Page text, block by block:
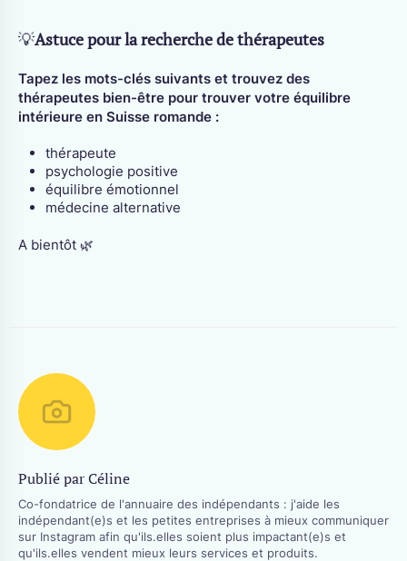
💡Astuce pour la recherche de thérapeutes
Tapez les mots-clés suivants et trouvez des
thérapeutes bien-être pour trouver votre équilibre
intérieure en Suisse romande :
thérapeute
psychologie positive
équilibre émotionnel
médecine alternative
A bientôt 🌿
Publié par Céline
Co-fondatrice de l'annuaire des indépendants : j'aide les
indépendant(e)s et les petites entreprises à mieux communiquer
sur Instagram afin qu'ils.elles soient plus impactant(e)s et
qu'ils.elles vendent mieux leurs services et produits.